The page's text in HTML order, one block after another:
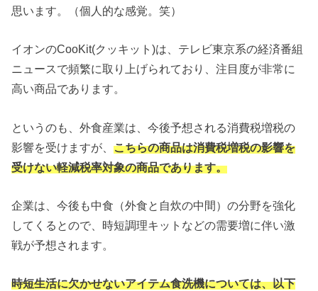
思います。（個人的な感覚。笑）
イオンのCooKit(クッキット)は、テレビ東京系の経済番組
ニュースで頻繁に取り上げられており、注目度が非常に
高い商品であります。
というのも、外食産業は、今後予想される消費税増税の
影響を受けますが、こちらの商品は消費税増税の影響を
受けない軽減税率対象の商品であります。
企業は、今後も中食（外食と自炊の中間）の分野を強化
してくるとので、時短調理キットなどの需要増に伴い激
戦が予想されます。
時短生活に欠かせないアイテム食洗機については、以下